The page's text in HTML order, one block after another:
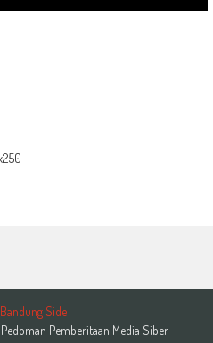
Bandung Side
Pedoman Pemberitaan Media Siber